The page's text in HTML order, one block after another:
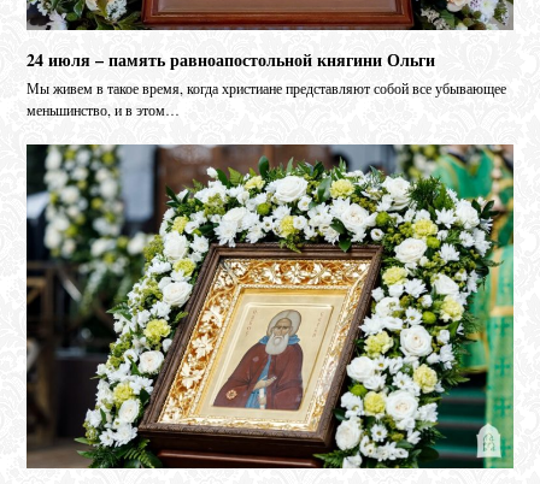
24 июля – память равноапостольной княгини Ольги
Мы живем в такое время, когда христиане представляют собой все убывающее
меньшинство, и в этом…